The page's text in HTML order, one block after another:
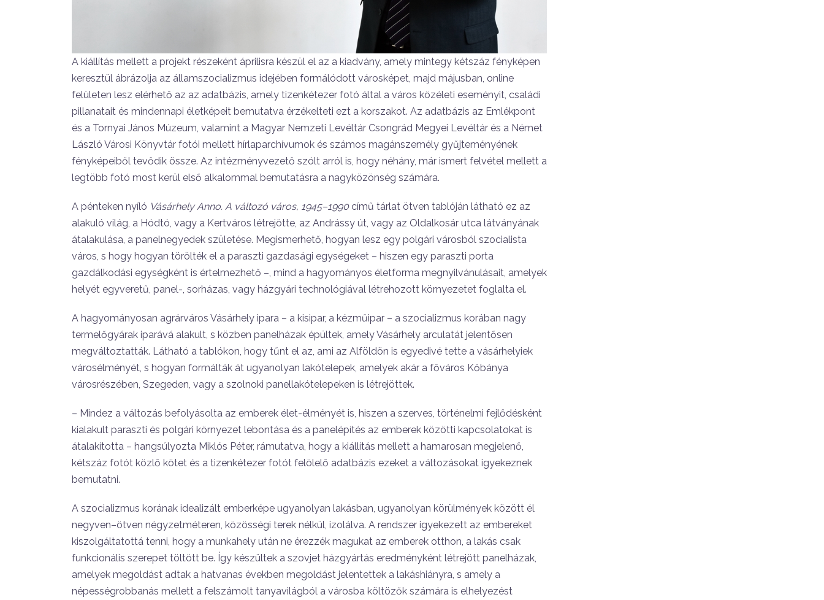
A kiállítás mellett a projekt részeként áprilisra készül el az a kiadvány, amely mintegy kétszáz fényképen
keresztül ábrázolja az államszocializmus idejében formálódott városképet, majd májusban, online
felületen lesz elérhető az az adatbázis, amely tizenkétezer fotó által a város közéleti eseményit, családi
pillanatait és mindennapi életképeit bemutatva érzékelteti ezt a korszakot. Az adatbázis az Emlékpont
és a Tornyai János Múzeum, valamint a Magyar Nemzeti Levéltár Csongrád Megyei Levéltár és a Német
László Városi Könyvtár fotói mellett hírlaparchívumok és számos magánszemély gyűjteményének
fényképeiből tevődik össze. Az intézményvezető szólt arról is, hogy néhány, már ismert felvétel mellett a
legtöbb fotó most kerül első alkalommal bemutatásra a nagyközönség számára.
A pénteken nyíló Vásárhely Anno. A változó város, 1945–1990című tárlat ötven tablóján látható ez az
alakuló világ, a Hódtó, vagy a Kertváros létrejötte, az Andrássy út, vagy az Oldalkosár utca látványának
átalakulása, a panelnegyedek születése. Megismerhető, hogyan lesz egy polgári városból szocialista
város, s hogy hogyan törölték el a paraszti gazdasági egységeket – hiszen egy paraszti porta
gazdálkodási egységként is értelmezhető –, mind a hagyományos életforma megnyilvánulásait, amelyek
helyét egyveretű, panel-, sorházas, vagy házgyári technológiával létrehozott környezetet foglalta el.
A hagyományosan agrárváros Vásárhely ipara – a kisipar, a kézműipar – a szocializmus korában nagy
termelőgyárak iparává alakult, s közben panelházak épültek, amely Vásárhely arculatát jelentősen
megváltoztatták. Látható a tablókon, hogy tűnt el az, ami az Alföldön is egyedivé tette a vásárhelyiek
városélményét, s hogyan formálták át ugyanolyan lakótelepek, amelyek akár a főváros Kőbánya
városrészében, Szegeden, vagy a szolnoki panellakótelepeken is létrejöttek.
– Mindez a változás befolyásolta az emberek élet-élményét is, hiszen a szerves, történelmi fejlődésként
kialakult paraszti és polgári környezet lebontása és a panelépítés az emberek közötti kapcsolatokat is
átalakította – hangsúlyozta Miklós Péter, rámutatva, hogy a kiállítás mellett a hamarosan megjelenő,
kétszáz fotót közlő kötet és a tizenkétezer fotót felölelő adatbázis ezeket a változásokat igyekeznek
bemutatni.
A szocializmus korának idealizált emberképe ugyanolyan lakásban, ugyanolyan körülmények között él
negyven–ötven négyzetméteren, közösségi terek nélkül, izolálva. A rendszer igyekezett az embereket
kiszolgáltatottá tenni, hogy a munkahely után ne érezzék magukat az emberek otthon, a lakás csak
funkcionális szerepet töltött be. Így készültek a szovjet házgyártás eredményként létrejött panelházak,
amelyek megoldást adtak a hatvanas években megoldást jelentettek a lakáshiányra, s amely a
népességrobbanás mellett a felszámolt tanyavilágból a városba költözők számára is elhelyezést